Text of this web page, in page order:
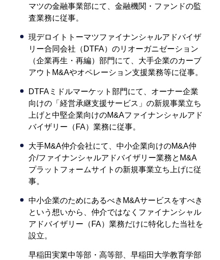
マツの金融事業部にて、金融機関・ファンドの監
査業務に従事。
現デロイトトーマツファイナンシャルアドバイザ
リー合同会社（DTFA）のリオーガニゼーション
（企業再生・再編）部門にて、大手企業のカーブ
アウトM&Aやオペレーション支援業務等に従事。
DTFAミドルマーケット部門にて、オーナー企業
向けの「経営承継支援サービス」の新規事業立ち
上げと中堅企業向けのM&Aファイナンシャルアド
バイザリー（FA）業務に従事。
大手M&A仲介会社にて、中小企業向けのM&A仲
介/ファイナンシャルアドバイザリー業務とM&A
プラットフォームサイトの新規事業立ち上げに従
事。
中小企業のためにあるべきM&Aサービスをすべき
という想いから、仲介ではなくファイナンシャル
アドバイザリー（FA）業務だけに特化した当社を
設立。
早稲田実業中等部・高等部、早稲田大学教育学部